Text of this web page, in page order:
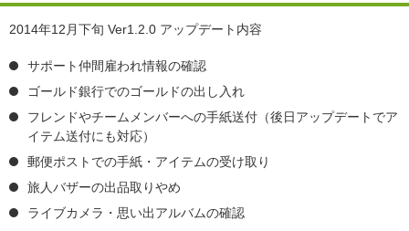
2014年12月下旬 Ver1.2.0 アップデート内容
サポート仲間雇われ情報の確認
ゴールド銀行でのゴールドの出し入れ
フレンドやチームメンバーへの手紙送付（後日アップデートでア
イテム送付にも対応）
郵便ポストでの手紙・アイテムの受け取り
旅人バザーの出品取りやめ
ライブカメラ・思い出アルバムの確認